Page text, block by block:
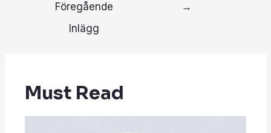
Föregående
Inlägg
→
Must Read